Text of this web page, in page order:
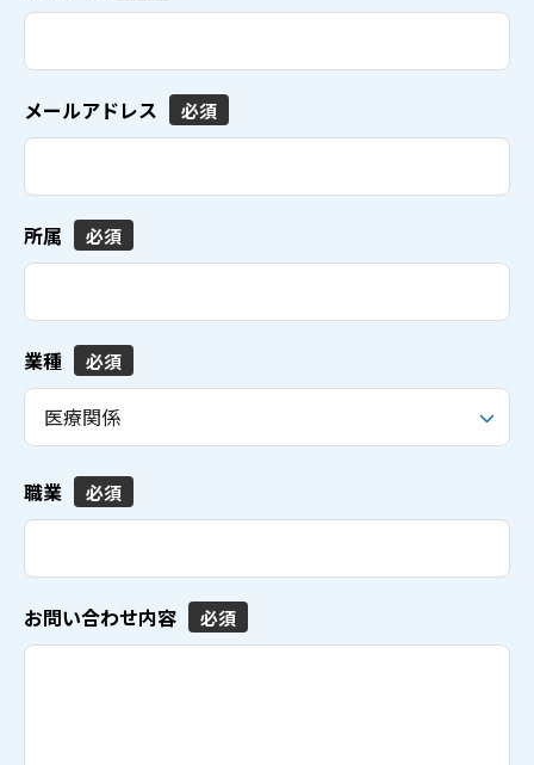
メールアドレス 必須
所属 必須
業種 必須
職業 必須
お問い合わせ内容 必須